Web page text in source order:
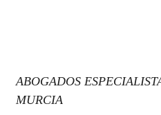
ABOGADOS
MURCIA